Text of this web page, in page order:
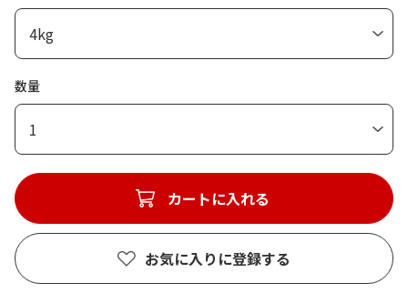
数量
1
カートに入れる
お気に入りに登録する